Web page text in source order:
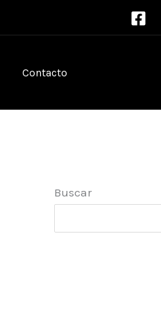
Contacto
Buscar